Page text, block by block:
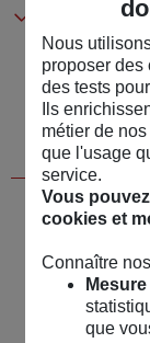
rachat total,
apport
immobilier.
Si vous
Nous
proposer des
des tests
Ils
métier de
que l'usage
service.
Vous
cookies et
Connaître
que